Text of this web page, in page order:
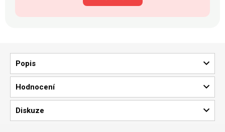
Popis
Hodnocení
Diskuze